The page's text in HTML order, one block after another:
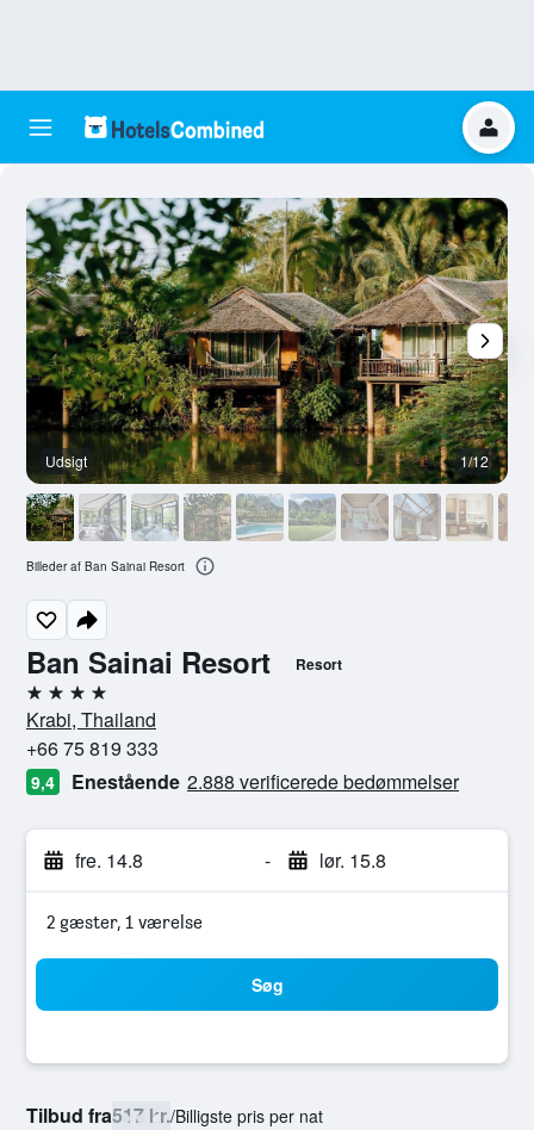
Ban Sainai Resort Resort
4 stjerner
Krabi, Thailand
+66 75 819 333
9,4 Enestående 2.888 verificerede bedømmelser
fre. 14.8 - lør. 15.8
2 gæster, 1 værelse
Søg
Tilbud fra517 kr./Billigste pris per nat
Udsigt 1/12
Billeder af Ban Sainai Resort